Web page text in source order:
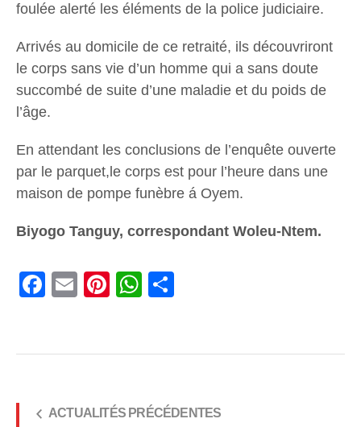
foulée alerté les éléments de la police judiciaire.
Arrivés au domicile de ce retraité, ils découvriront
le corps sans vie d’un homme qui a sans doute
succombé de suite d’une maladie et du poids de
l’âge.
En attendant les conclusions de l’enquête ouverte
par le parquet,le corps est pour l’heure dans une
maison de pompe funèbre á Oyem.
Biyogo Tanguy, correspondant Woleu-Ntem.
Facebook
Email PinterestWhatsApp
ACTUALITÉS PRÉCÉDENTES